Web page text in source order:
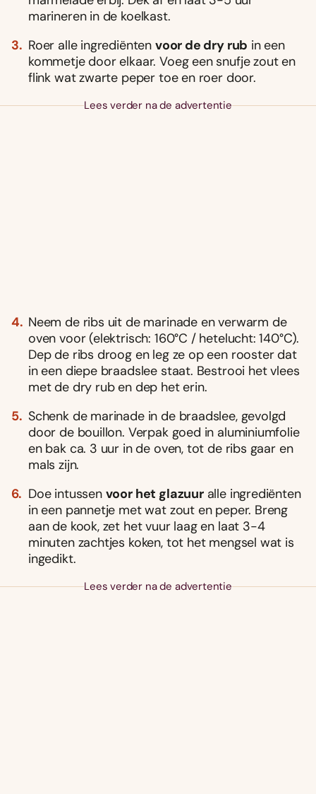
marineren in de koelkast.
Roer alle ingrediënten voor de dry rub in een
kommetje door elkaar. Voeg een snufje zout en
flink wat zwarte peper toe en roer door.
Lees verder na de advertentie
Neem de ribs uit de marinade en verwarm de
oven voor (elektrisch: 160°C / hetelucht: 140°C).
Dep de ribs droog en leg ze op een rooster dat
in een diepe braadslee staat. Bestrooi het vlees
met de dry rub en dep het erin.
Schenk de marinade in de braadslee, gevolgd
door de bouillon. Verpak goed in aluminiumfolie
en bak ca. 3 uur in de oven, tot de ribs gaar en
mals zijn.
Doe intussen voor het glazuuralle ingrediënten
in een pannetje met wat zout en peper. Breng
aan de kook, zet het vuur laag en laat 3-4
minuten zachtjes koken, tot het mengsel wat is
ingedikt.
Lees verder na de advertentie